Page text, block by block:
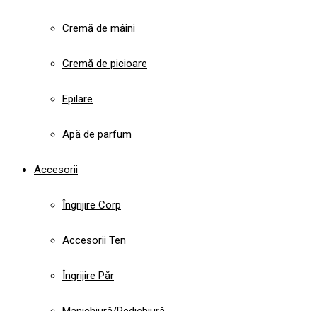
Cremă de mâini
Cremă de picioare
Epilare
Apă de parfum
Accesorii
Îngrijire Corp
Accesorii Ten
Îngrijire Păr